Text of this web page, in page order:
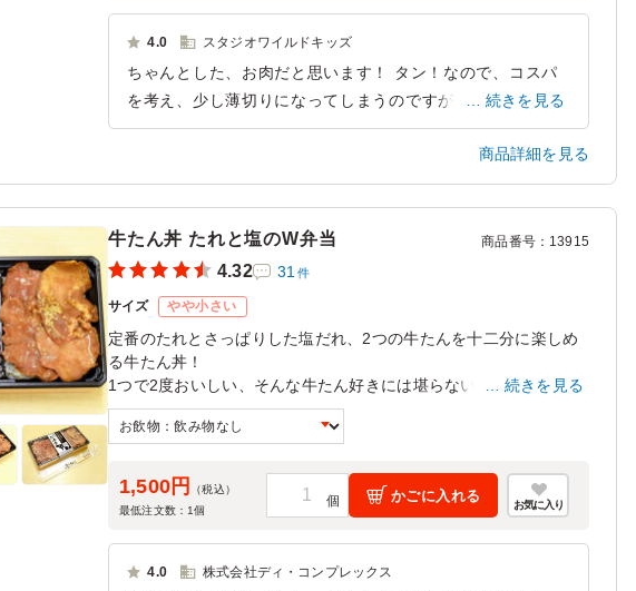
4.0 スタジオワイルドキッズ
ちゃんとした、お肉だと思います！ タン！なので、コスパ
を考え、少し薄切りになってしまうのですが、 そこは、贅
沢できませんよね！ でも、イベントで、このタンの弁当食
東京都江東区亀戸2025/04/08
続きを見る
商品詳細を見る
牛たん丼 たれと塩のW弁当 商品番号： 13915
4.32 31 件
サイズ やや小さい
定番のたれとさっぱりした塩だれ、2つの牛たんを十二分に楽しめ
る牛たん丼！
1つで2度おいしい、そんな牛たん好きには堪らないお弁当をご用意
しました。
続きを見る
1,500円
（税込）
最低注文数： 1個
かごに入れる
お気に入り
4.0 株式会社ディ・コンプレックス